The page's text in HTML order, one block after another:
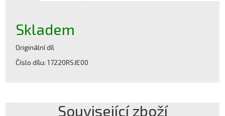
Skladem
Originální díl
Číslo dílu: 17220RSJE00
Související zboží